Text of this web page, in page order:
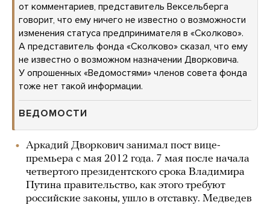
от комментариев, представитель Вексельберга
говорит, что ему ничего не известно о возможности
изменения статуса предпринимателя в «Сколково».
А представитель фонда «Сколково» сказал, что ему
не известно о возможном назначении Дворковича.
У опрошенных «Ведомостями» членов совета фонда
тоже нет такой информации.
ВЕДОМОСТИ
Аркадий Дворкович занимал пост вице-
премьера с мая 2012 года. 7 мая после начала
четвертого президентского срока Владимира
Путина правительство, как этого требуют
российские законы, ушло в отставку. Медведев